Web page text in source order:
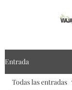
Entrada
Todas las entradas